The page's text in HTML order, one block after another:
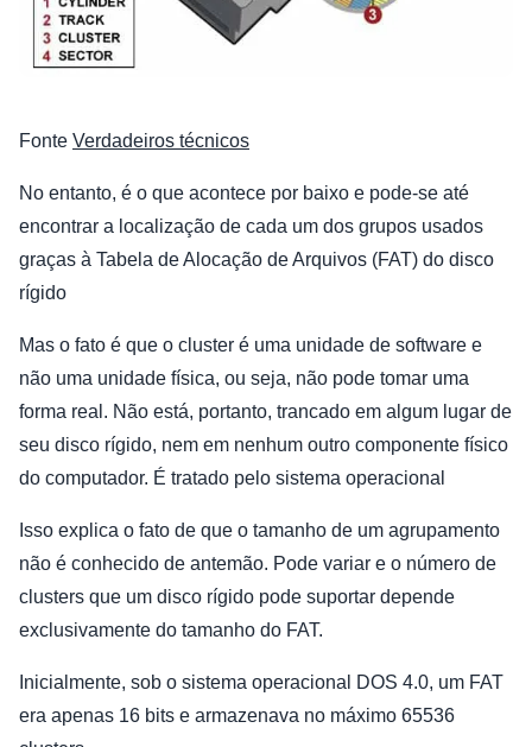
Fonte Verdadeiros técnicos
No entanto, é o que acontece por baixo e pode-se até
encontrar a localização de cada um dos grupos usados
graças à Tabela de Alocação de Arquivos (FAT) do disco
rígido
Mas o fato é que o cluster é uma unidade de software e
não uma unidade física, ou seja, não pode tomar uma
forma real. Não está, portanto, trancado em algum lugar de
seu disco rígido, nem em nenhum outro componente físico
do computador. É tratado pelo sistema operacional
Isso explica o fato de que o tamanho de um agrupamento
não é conhecido de antemão. Pode variar e o número de
clusters que um disco rígido pode suportar depende
exclusivamente do tamanho do FAT.
Inicialmente, sob o sistema operacional DOS 4.0, um FAT
era apenas 16 bits e armazenava no máximo 65536